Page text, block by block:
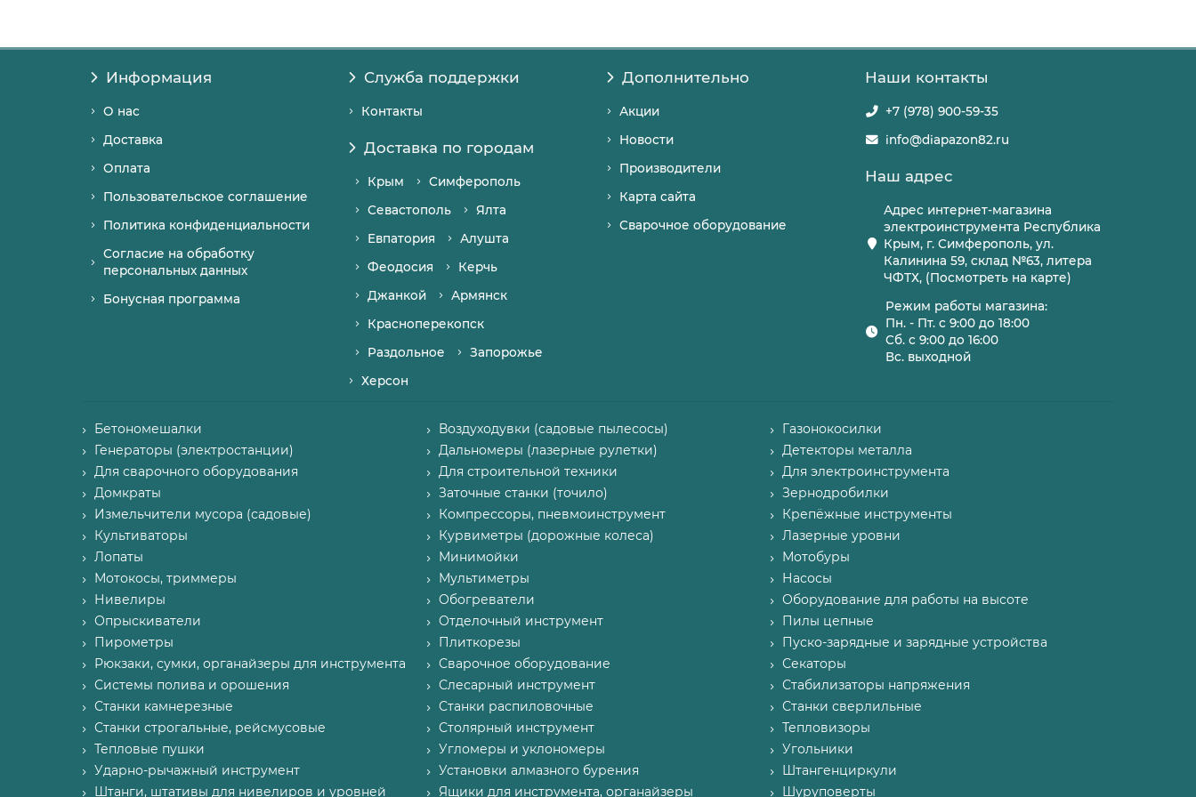
Информация
О нас
Доставка
Оплата
Пользовательское соглашение
Политика конфиденциальности
Согласие на обработку
персональных данных
Бонусная программа
Служба поддержки
Контакты
Доставка по городам
Крым
Симферополь
Севастополь
Ялта
Евпатория
Алушта
Феодосия
Керчь
Джанкой
Армянск
Красноперекопск
Раздольное
Запорожье
Херсон
Дополнительно
Акции
Новости
Производители
Карта сайта
Сварочное оборудование
Наши контакты
+7 (978) 900-59-35
info@diapazon82.ru
Наш адрес
Адрес интернет-магазина
электроинструмента Республика
Крым, г. Симферополь, ул.
Калинина 59, склад №63, литера
ЧФТХ, (Посмотреть на карте)
Режим работы магазина:
Пн. - Пт. с 9:00 до 18:00
Сб. с 9:00 до 16:00
Вс. выходной
Бетономешалки Воздуходувки (садовые пылесосы)
Газонокосилки
Генераторы (электростанции)
Дальномеры (лазерные рулетки)
Детекторы металла
Для сварочного оборудования
Для строительной техники
Для электроинструмента
Домкраты
Заточные станки (точило)
Зернодробилки
Измельчители мусора (садовые)
Компрессоры, пневмоинструмент
Крепёжные инструменты
Культиваторы
Курвиметры (дорожные колеса)
Лазерные уровни
Лопаты
Минимойки
Мотобуры
Мотокосы, триммеры
Мультиметры
Насосы
Нивелиры
Обогреватели
Оборудование для работы на высоте
Опрыскиватели
Отделочный инструмент
Пилы цепные
Пирометры
Плиткорезы
Пуско-зарядные и зарядные устройства
Рюкзаки, сумки, органайзеры для инструмента
Сварочное оборудование
Секаторы
Системы полива и орошения
Слесарный инструмент
Стабилизаторы напряжения
Станки камнерезные
Станки распиловочные
Станки сверлильные
Станки строгальные, рейсмусовые
Столярный инструмент
Тепловизоры
Тепловые пушки
Угломеры и уклономеры
Угольники
Ударно-рычажный инструмент
Установки алмазного бурения
Штангенциркули
Штанги, штативы для нивелиров и уровней
Ящики для инструмента, органайзеры Шуруповерты